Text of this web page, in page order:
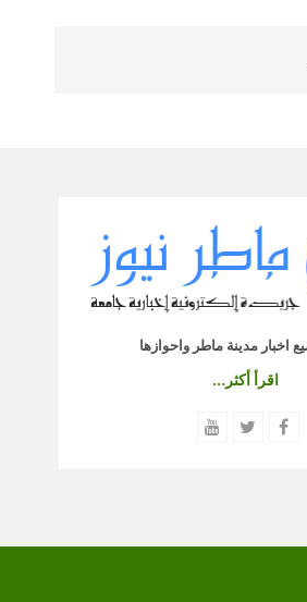
اخبار مدينة ماطر واحوازها
اقرأ أكثر...